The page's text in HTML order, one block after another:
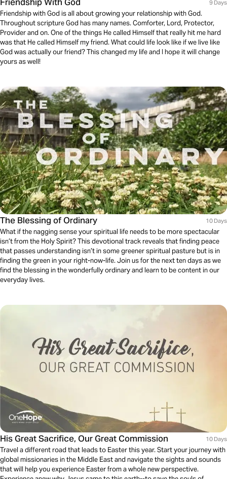
9 Days
Friendship with God is all about growing your relationship with God.
Throughout scripture God has many names. Comforter, Lord, Protector,
Provider and on. One of the things He called Himself that really hit me hard
was that He called Himself my friend. What could life look like if we live like
God was actually our friend? This changed my life and I hope it will change
yours as well!
The Blessing of Ordinary 10 Days
What if the nagging sense your spiritual life needs to be more spectacular
isn’t from the Holy Spirit? This devotional track reveals that finding peace
that passes understanding isn’t in some greener spiritual pasture but is in
finding the green in your right-now-life. Join us for the next ten days as we
find the blessing in the wonderfully ordinary and learn to be content in our
everyday lives.
His Great Sacrifice, Our Great Commission 10 Days
Travel a different road that leads to Easter this year. Start your journey with
global missionaries in the Middle East and navigate the sights and sounds
that will help you experience Easter from a whole new perspective.